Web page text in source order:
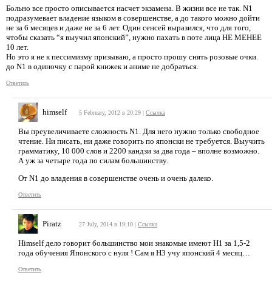
Больно все просто описывается насчет экзамена. В жизни все не так. N1
подразумевает владение языком в совершенстве, а до такого можно дойти
не за 6 месяцев и даже не за 6 лет. Один сенсей выразился, что для того,
чтобы сказать “я выучил японский”, нужно пахать в поте лица НЕ МЕНЕЕ
10 лет.
Но это я не к пессимизму призываю, а просто прошу снять розовые очки.
до N1 в одиночку с парой книжек и аниме не добраться.
Ответить
himself 5 February, 2012 в 20:29 | Ссылка
Вы преувеличиваете сложность N1. Для него нужно только свободное
чтение. Ни писать, ни даже говорить по японски не требуется. Выучить
грамматику, 10 000 слов и 2200 кандзи за два года – вполне возможно.
А уж за четыре года по силам большинству.
От N1 до владения в совершенстве очень и очень далеко.
Ответить
Piratz 27 July, 2014 в 19:10 | Ссылка
Himself дело говорит большинство мои знакомые имеют Н1 за 1,5-2
года обучения Японского с нуля ! Сам я Н3 учу японский 4 месяц…
Ответить